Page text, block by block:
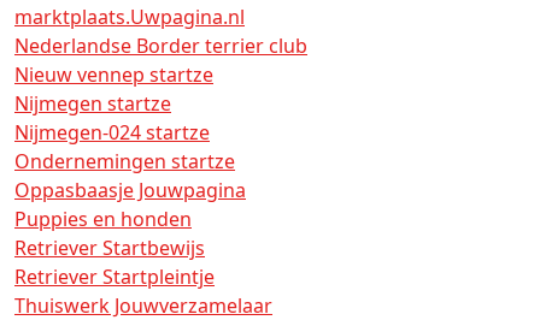
marktplaats.Uwpagina.nl
Nederlandse Border terrier club
Nieuw vennep startze
Nijmegen startze
Nijmegen-024 startze
Ondernemingen startze
Oppasbaasje Jouwpagina
Puppies en honden
Retriever Startbewijs
Retriever Startpleintje
Thuiswerk Jouwverzamelaar